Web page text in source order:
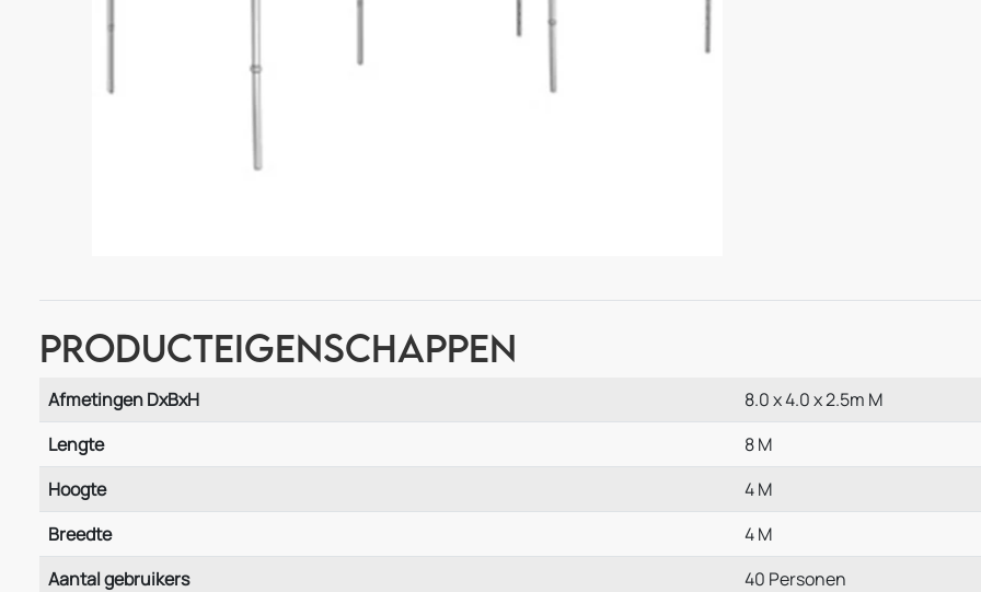
Producteigenschappen
Afmetingen DxBxH
8.0 x 4.0 x 2.5m M
Lengte
8 M
Hoogte
4 M
Breedte
4 M
Aantal gebruikers
40 Personen